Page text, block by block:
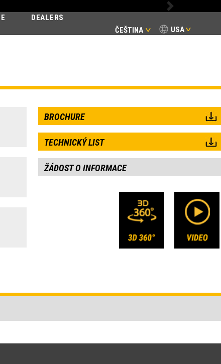
USA
ČEŠTINA
DEALERS
Next
BROCHURE
TECHNICKÝ LIST
ŽÁDOST O INFORMACE